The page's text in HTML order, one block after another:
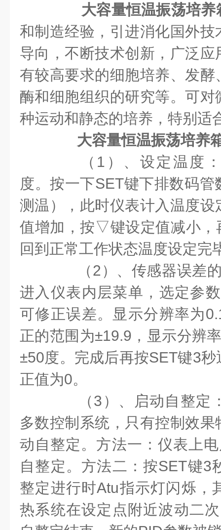
大容量恒温振荡培养
和制造经验，引进消化国外
导向，不断技术创新，广泛
有较高要求的细胞培养、发
酶和细胞组织的研究等。可
种运动和静态的培养，特别适
大容量恒温振荡培养
（1）、设定温度：
度。按一下SET键下排数码
测温），此时仪表计入温度
值增加，按▽键设定值减小，
回到正常工作状态温度设定完
（2）、传感器误差的
进入仪表内层菜单，选定参
可修正误差。显示分辨率为
正的范围为±19.9，显示分辨
±50度。完成后再按SET键3
正值为0。
（3）、启动自整定
多数控制系统，只有控制效
动自整定。方法一：仪表上
自整定。方法二：按SET键3
整定进行时Atu指示灯闪烁，
热系统在设定点附近波动二